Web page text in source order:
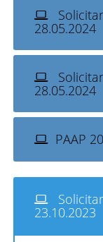
28.05.2024
28.05.2024
PAAP
23.10.2023